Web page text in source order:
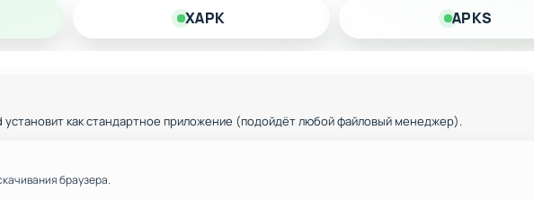
XAPK APKS
как стандартное приложение (подойдёт любой файловый менеджер).
браузера.